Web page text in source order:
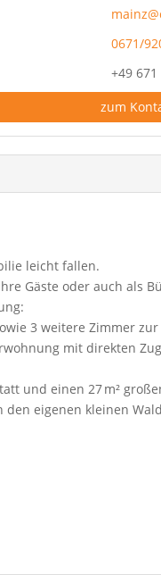
0671/
+49
zum
leicht fallen.
Gäste oder auch als
3 weitere Zimmer
mit direkten
und einen 27 m²
den eigenen kleinen